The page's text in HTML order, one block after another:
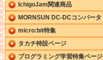
IchigoJam関連商品
MORNSUN DC-DCコンバータ
micro:bit特集
タカチ特設ページ
プログラミング学習特集ページ